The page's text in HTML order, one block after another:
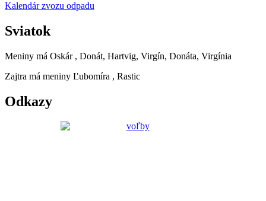
Kalendár zvozu odpadu
Sviatok
Meniny má Oskár , Donát, Hartvig, Virgín, Donáta, Virgínia
Zajtra má meniny Ľubomíra , Rastic
Odkazy